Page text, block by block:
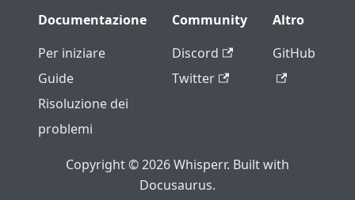
Documentazione
Per iniziare
Guide
Risoluzione dei
problemi
Community
Discord
Twitter
Altro
GitHub
Copyright © 2026 Whisperr. Built with
Docusaurus.